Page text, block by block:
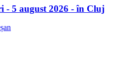
- 5 august 2026 - în Cluj